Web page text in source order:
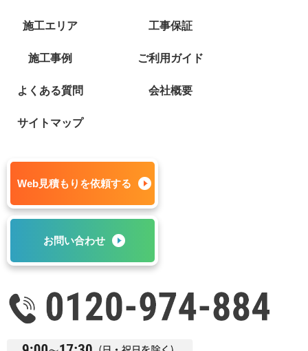
施工エリア 工事保証
施工事例 ご利用ガイド
よくある質問 会社概要
サイトマップ
Web見積もりを依頼する
お問い合わせ